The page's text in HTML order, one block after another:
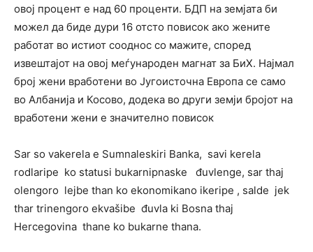
овој процент е над 60 проценти. БДП на земјата би
можел да биде дури 16 отсто повисок ако жените
работат во истиот сооднос со мажите, според
извештајот на овој меѓународен магнат за БиХ. Најмал
број жени вработени во Југоисточна Европа се само
во Албанија и Косово, додека во други земји бројот на
вработени жени е значително повисок
Sar so vakerela e Sumnaleskiri Banka, savi kerela
rodlaripe ko statusi bukarnipnaske đuvlenge, sar thaj
olengoro lejbe than ko ekonomikano ikeripe , salde jek
thar trinengoro ekvašibe đuvla ki Bosna thaj
Hercegovina thane ko bukarne thana.